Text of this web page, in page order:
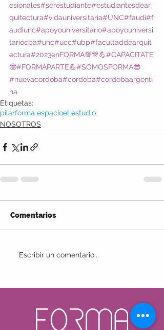
esionales#serestudiante#estudiantesdear
quitectura#vidauniversitaria#UNC#faudi#f
audiunc#apoyouniversitario#apoyouniversi
tariocba#unc#ucc#ubp#facultaddearquit
ectura#2023enFORMA💯🎊💪#CAPACITATE
🤓#FORMÁPARTE💪#SOMOSFORMA😎
#nuevacordoba#cordoba#cordobaargenti
na
Etiquetas:
pilarforma espacioel estudio
NOSOTROS
Comentarios
Escribir un comentario...